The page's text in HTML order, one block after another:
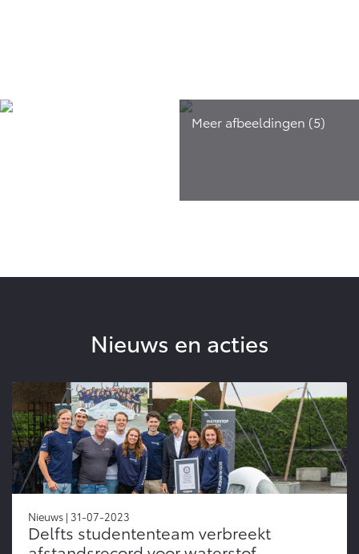
Nieuws en acties
Nieuws | 31-07-2023
Delfts studententeam verbreekt